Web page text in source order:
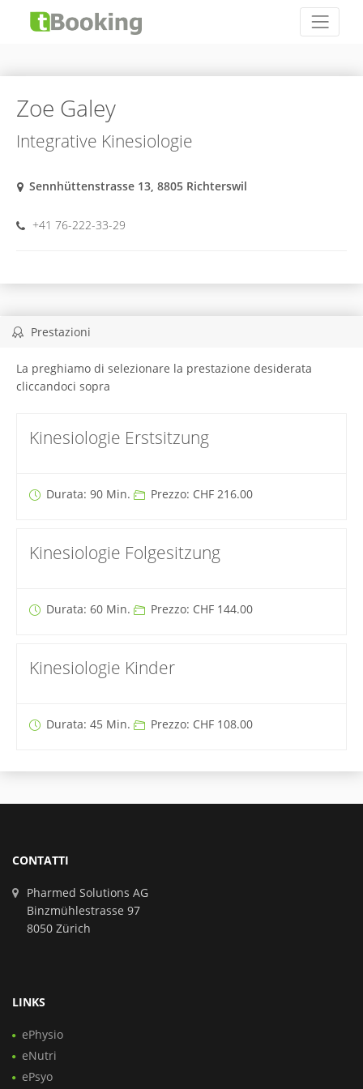
Zoe Galey
Integrative Kinesiologie
Sennhüttenstrasse 13, 8805 Richterswil
+41 76-222-33-29
Prestazioni
La preghiamo di selezionare la prestazione desiderata
cliccandoci sopra
Kinesiologie Erstsitzung
Durata: 90 Min. Prezzo: CHF 216.00
Kinesiologie Folgesitzung
Durata: 60 Min. Prezzo: CHF 144.00
Kinesiologie Kinder
Durata: 45 Min. Prezzo: CHF 108.00
CONTATTI
Pharmed Solutions AG
Binzmühlestrasse 97
8050 Zürich
LINKS
ePhysio
eNutri
ePsyo